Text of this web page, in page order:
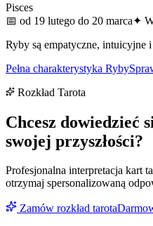
Pisces
📅 od 19 lutego do 20 marca✦
Ryby są empatyczne, intuicyjne
Pełna charakterystyka Ryby
Rozkład Tarota
Chcesz dowiedzieć
swojej przyszłości?
Profesjonalna interpretacja kart
otrzymaj spersonalizowaną
Zamów rozkład tarota